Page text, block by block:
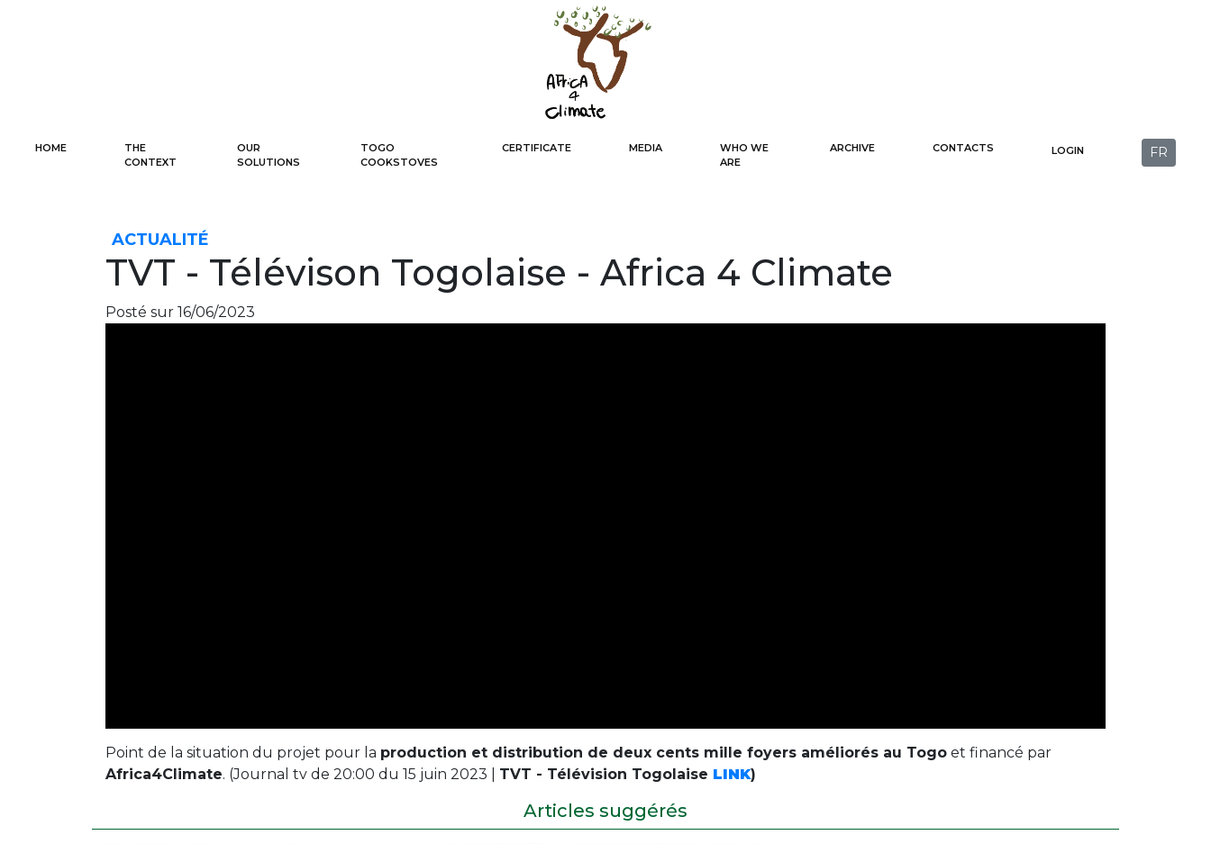
HOME
THE
CONTEXT
OUR
SOLUTIONS
TOGO
COOKSTOVES
CERTIFICATE MEDIA
WHO WE
ARE
ARCHIVE CONTACTS LOGIN FR
ACTUALITÉ
TVT - Télévison Togolaise - Africa 4 Climate
Posté sur 16/06/2023
Point de la situation du projet pour la production et distribution de deux cents mille foyers améliorés au Togo et financé par
Africa4Climate. (Journal tv de 20:00 du 15 juin 2023 | TVT - Télévision Togolaise LINK)
Articles suggérés